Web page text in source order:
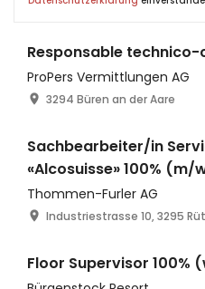
Responsable
ProPers Vermittlungen AG
3294 Büren an der Aare
Sachbearbeiter/in
«Alcosuisse» 100% (m/
Thommen-Furler AG
Industriestrasse 10, 3295
Floor Supervisor 100%